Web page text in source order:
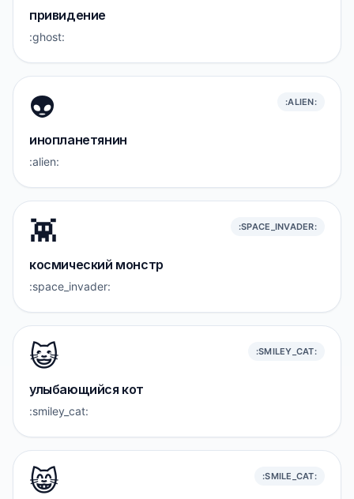
привидение
:ghost:
👽️ :ALIEN:
инопланетянин
:alien:
👾 :SPACE_INVADER:
космический монстр
:space_invader:
😺 :SMILEY_CAT:
улыбающийся кот
:smiley_cat:
😸 :SMILE_CAT: